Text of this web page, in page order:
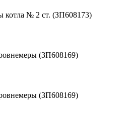
котла № 2 ст. (ЗП608173)
(ЗП608169)
(ЗП608169)